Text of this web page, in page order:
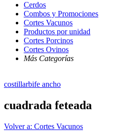
Cerdos
Combos y Promociones
Cortes Vacunos
Productos por unidad
Cortes Porcinos
Cortes Ovinos
Más Categorías
costillarbife ancho
cuadrada feteada
Volver a: Cortes Vacunos